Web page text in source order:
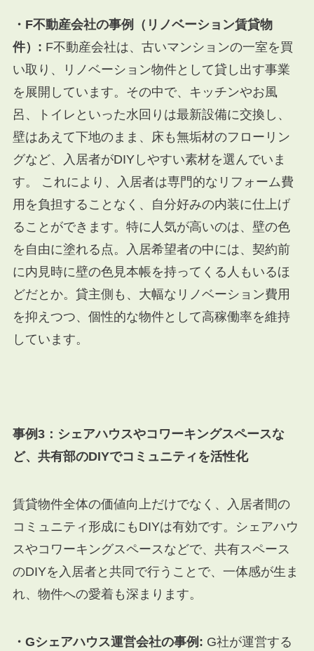
・F不動産会社の事例（リノベーション賃貸物
件）: F不動産会社は、古いマンションの一室を買
い取り、リノベーション物件として貸し出す事業
を展開しています。その中で、キッチンやお風
呂、トイレといった水回りは最新設備に交換し、
壁はあえて下地のまま、床も無垢材のフローリン
グなど、入居者がDIYしやすい素材を選んでいま
す。 これにより、入居者は専門的なリフォーム費
用を負担することなく、自分好みの内装に仕上げ
ることができます。特に人気が高いのは、壁の色
を自由に塗れる点。入居希望者の中には、契約前
に内見時に壁の色見本帳を持ってくる人もいるほ
どだとか。貸主側も、大幅なリノベーション費用
を抑えつつ、個性的な物件として高稼働率を維持
しています。
事例3：シェアハウスやコワーキングスペースな
ど、共有部のDIYでコミュニティを活性化
賃貸物件全体の価値向上だけでなく、入居者間の
コミュニティ形成にもDIYは有効です。シェアハウ
スやコワーキングスペースなどで、共有スペース
のDIYを入居者と共同で行うことで、一体感が生ま
れ、物件への愛着も深まります。
・Gシェアハウス運営会社の事例: G社が運営する